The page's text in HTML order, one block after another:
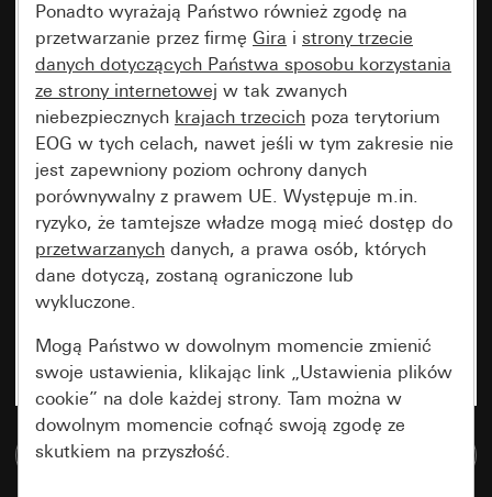
Do bazy danych multimedialnych
Ponadto wyrażają Państwo również zgodę na
przetwarzanie przez firmę Gira i strony trzecie
danych dotyczących Państwa sposobu korzystania
ze strony internetowej w tak zwanych
niebezpiecznych krajach trzecich poza terytorium
EOG w tych celach, nawet jeśli w tym zakresie nie
jest zapewniony poziom ochrony danych
porównywalny z prawem UE. Występuje m.in.
ryzyko, że tamtejsze władze mogą mieć dostęp do
przetwarzanych danych, a prawa osób, których
dane dotyczą, zostaną ograniczone lub
wykluczone.
Mogą Państwo w dowolnym momencie zmienić
swoje ustawienia, klikając link „Ustawienia plików
cookie” na dole każdej strony. Tam można w
dowolnym momencie cofnąć swoją zgodę ze
skutkiem na przyszłość.